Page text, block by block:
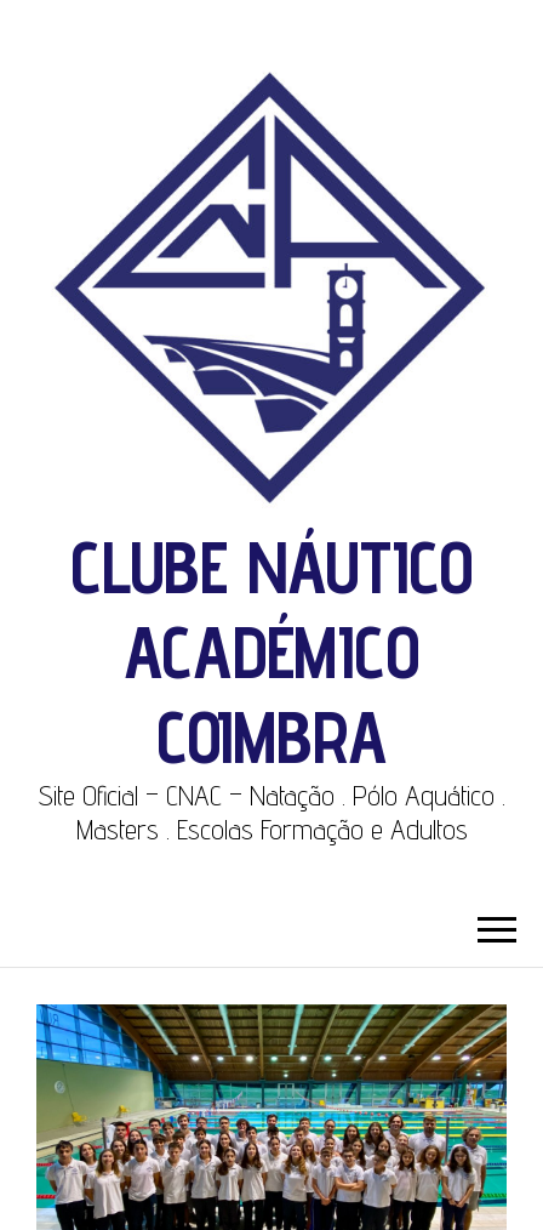
CLUBE NÁUTICO
ACADÉMICO
COIMBRA
Site Oficial – CNAC – Natação . Pólo Aquático .
Masters . Escolas Formação e Adultos